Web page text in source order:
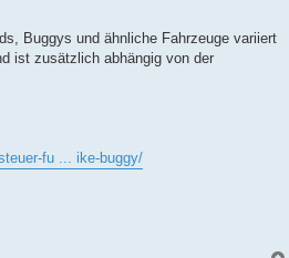
Buggys und ähnliche Fahrzeuge variiert
ist zusätzlich abhängig von der
fu ... ike-buggy/